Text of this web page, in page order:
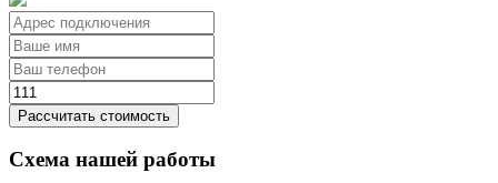
Рассчитать стоимость
Схема нашей работы